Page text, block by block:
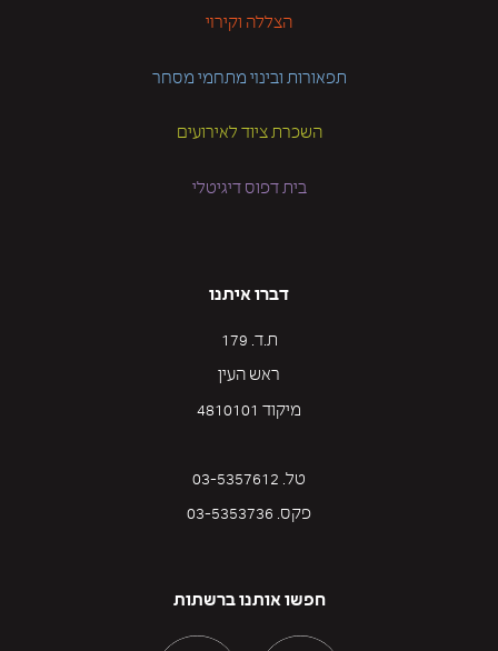
הצללה וקירוי
תפאורות ובינוי מתחמי מסחר
השכרת ציוד לאירועים
בית דפוס דיגיטלי
דברו איתנו
ת.ד. 179
ראש העין
מיקוד 4810101
טל. 03-5357612
פקס. 03-5353736
חפשו אותנו ברשתות